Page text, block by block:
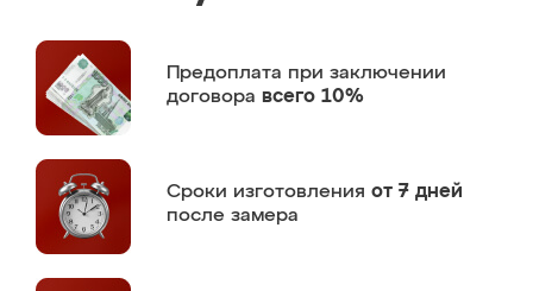
Предоплата при заключении
договора всего 10%
Сроки изготовления от 7 дней
после замера